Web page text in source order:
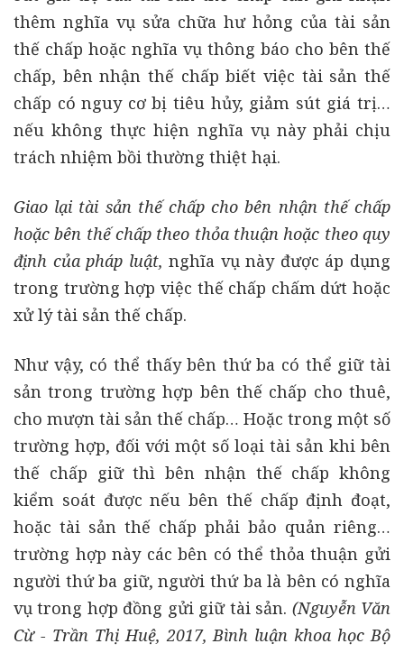
thêm nghĩa vụ sửa chữa hư hỏng của tài sản
thế chấp hoặc nghĩa vụ thông báo cho bên thế
chấp, bên nhận thế chấp biết việc tài sản thế
chấp có nguy cơ bị tiêu hủy, giảm sút giá trị…
nếu không thực hiện nghĩa vụ này phải chịu
trách nhiệm bồi thường thiệt hại.
Giao lại tài sản thế chấp cho bên nhận thế chấp
hoặc bên thế chấp theo thỏa thuận hoặc theo quy
định của pháp luật,nghĩa vụ này được áp dụng
trong trường hợp việc thế chấp chấm dứt hoặc
xử lý tài sản thế chấp.
Như vậy, có thể thấy bên thứ ba có thể giữ tài
sản trong trường hợp bên thế chấp cho thuê,
cho mượn tài sản thế chấp… Hoặc trong một số
trường hợp, đối với một số loại tài sản khi bên
thế chấp giữ thì bên nhận thế chấp không
kiểm soát được nếu bên thế chấp định đoạt,
hoặc tài sản thế chấp phải bảo quản riêng…
trường hợp này các bên có thể thỏa thuận gửi
người thứ ba giữ, người thứ ba là bên có nghĩa
vụ trong hợp đồng gửi giữ tài sản. (Nguyễn Văn
Cừ - Trần Thị Huệ, 2017, Bình luận khoa học Bộ